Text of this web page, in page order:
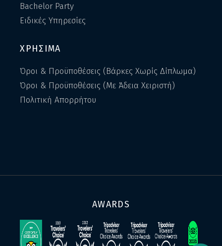
Bachelor Party
Ειδικές Υπηρεσίες
ΧΡΗΣΙΜΑ
Όροι & Προϋποθέσεις (Βάρκες Χωρίς Δίπλωμα)
Όροι & Προϋποθέσεις (Με Άδεια Χειριστή)
Πολιτική Απορρήτου
AWARDS